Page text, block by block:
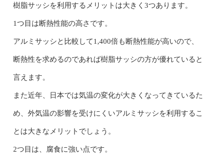
樹脂サッシを利用するメリットは大きく3つあります。
1つ目は断熱性能の高さです。
アルミサッシと比較して1,400倍も断熱性能が高いので、
断熱性を求めるのであれば樹脂サッシの方が優れていると
言えます。
また近年、日本では気温の変化が大きくなってきているた
め、外気温の影響を受けにくいアルミサッシを利用するこ
とは大きなメリットでしょう。
2つ目は、腐食に強い点です。